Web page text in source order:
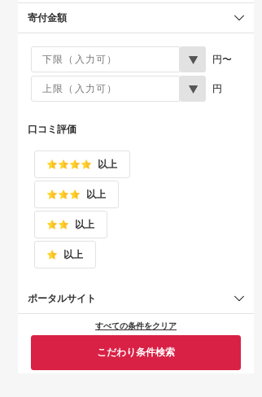
寄付金額
円〜
円
口コミ評価
以上
以上
以上
以上
ポータルサイト
すべての条件をクリア
こだわり条件検索